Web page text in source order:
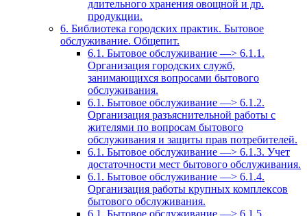
длительного хранения овощной и др.
продукции.
6. Библиотека городских практик. Бытовое
обслуживание. Общепит.
6.1. Бытовое обслуживание —> 6.1.1.
Организация городских служб,
занимающихся вопросами бытового
обслуживания.
6.1. Бытовое обслуживание —> 6.1.2.
Организация разъяснительной работы с
жителями по вопросам бытового
обслуживания и защиты прав потребителей.
6.1. Бытовое обслуживание —> 6.1.3. Учет
достаточности мест бытового обслуживания.
6.1. Бытовое обслуживание —> 6.1.4.
Организация работы крупных комплексов
бытового обслуживания.
6.1. Бытовое обслуживание —> 6.1.5.